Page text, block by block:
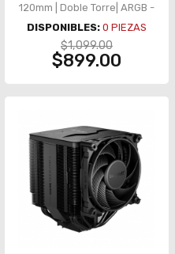
120mm | Doble Torre| ARGB -
BR-937931
DISPONIBLES: 0 PIEZAS
$1,099.00
$899.00